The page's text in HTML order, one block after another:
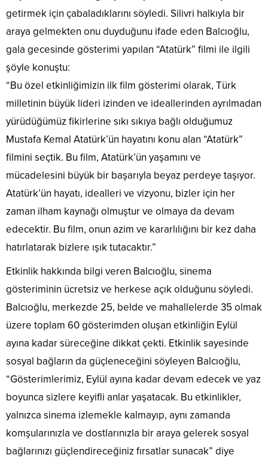
getirmek için çabaladıklarını söyledi. Silivri halkıyla bir
araya gelmekten onu duyduğunu ifade eden Balcıoğlu,
gala gecesinde gösterimi yapılan “Atatürk” filmi ile ilgili
şöyle konuştu:
“Bu özel etkinliğimizin ilk film gösterimi olarak, Türk
milletinin büyük lideri izinden ve ideallerinden ayrılmadan
yürüdüğümüz fikirlerine sıkı sıkıya bağlı olduğumuz
Mustafa Kemal Atatürk’ün hayatını konu alan “Atatürk”
filmini seçtik. Bu film, Atatürk’ün yaşamını ve
mücadelesini büyük bir başarıyla beyaz perdeye taşıyor.
Atatürk’ün hayatı, idealleri ve vizyonu, bizler için her
zaman ilham kaynağı olmuştur ve olmaya da devam
edecektir. Bu film, onun azim ve kararlılığını bir kez daha
hatırlatarak bizlere ışık tutacaktır.”
Etkinlik hakkında bilgi veren Balcıoğlu, sinema
gösteriminin ücretsiz ve herkese açık olduğunu söyledi.
Balcıoğlu, merkezde 25, belde ve mahallelerde 35 olmak
üzere toplam 60 gösterimden oluşan etkinliğin Eylül
ayına kadar süreceğine dikkat çekti. Etkinlik sayesinde
sosyal bağların da güçleneceğini söyleyen Balcıoğlu,
“Gösterimlerimiz, Eylül ayına kadar devam edecek ve yaz
boyunca sizlere keyifli anlar yaşatacak. Bu etkinlikler,
yalnızca sinema izlemekle kalmayıp, aynı zamanda
komşularınızla ve dostlarınızla bir araya gelerek sosyal
bağlarınızı güçlendireceğiniz fırsatlar sunacak” diye